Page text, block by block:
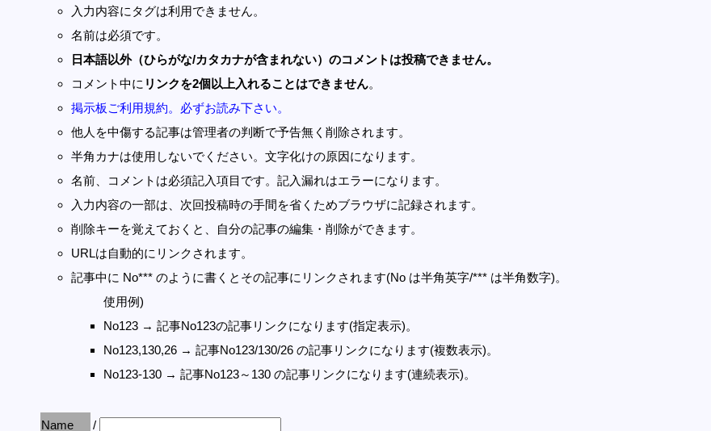
入力内容にタグは利用できません。
名前は必須です。
日本語以外（ひらがな/カタカナが含まれない）のコメントは投稿できません。
コメント中に リンクを2個以上入れることはできません。
掲示板ご利用規約。必ずお読み下さい。
他人を中傷する記事は管理者の判断で予告無く削除されます。
半角カナは使用しないでください。文字化けの原因になります。
名前、コメントは必須記入項目です。記入漏れはエラーになります。
入力内容の一部は、次回投稿時の手間を省くためブラウザに記録されます。
削除キーを覚えておくと、自分の記事の編集・削除ができます。
URLは自動的にリンクされます。
記事中に No*** のように書くとその記事にリンクされます(No は半角英字/*** は半角数字)。
使用例)
No123 → 記事No123の記事リンクになります(指定表示)。
No123,130,26 → 記事No123/130/26 の記事リンクになります(複数表示)。
No123-130 → 記事No123～130 の記事リンクになります(連続表示)。
Name
/